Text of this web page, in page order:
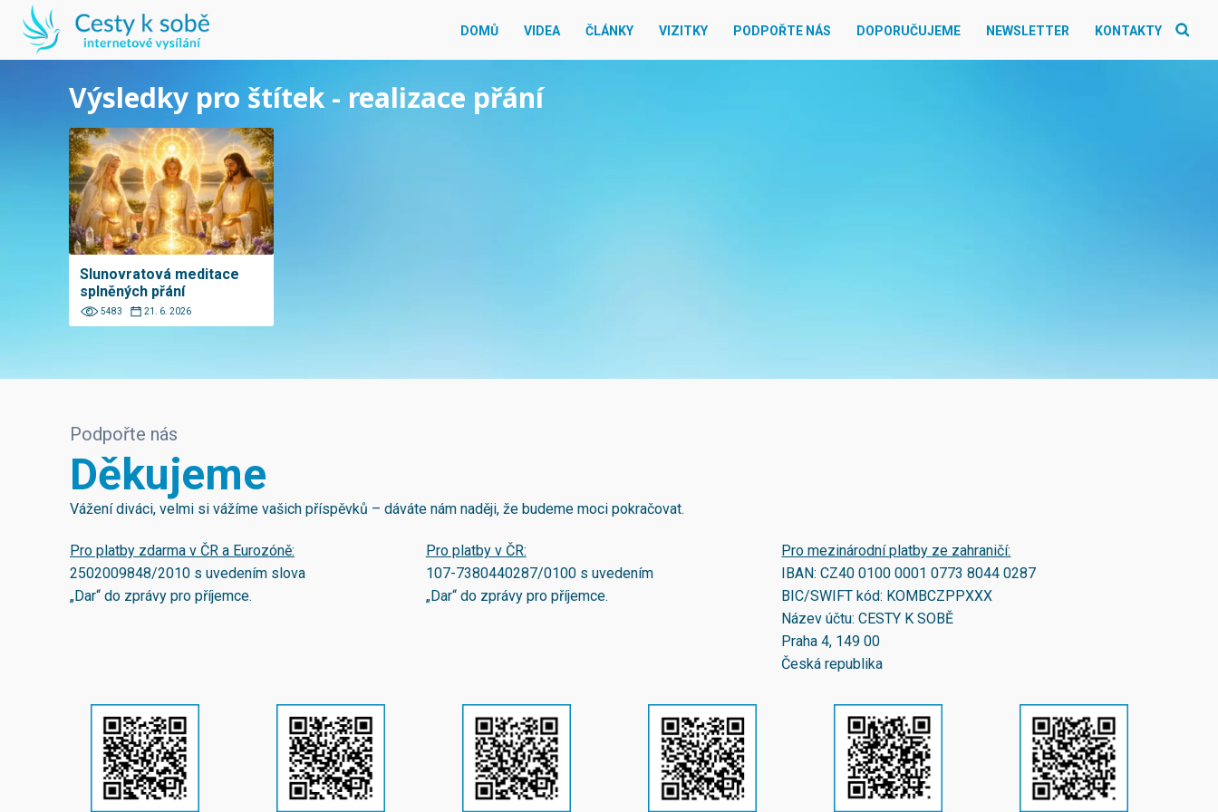
DOMŮ VIDEA ČLÁNKY VIZITKY PODPOŘTE NÁS DOPORUČUJEME NEWSLETTER KONTAKTY
Výsledky pro štítek - realizace přání
Slunovratová meditace
splněných přání
5483 21. 6. 2026
Podpořte nás
Děkujeme
Vážení diváci, velmi si vážíme vašich příspěvků – dáváte nám naději, že budeme moci pokračovat.
Pro platby zdarma v ČR a Eurozóně:
2502009848/2010 s uvedením slova
„Dar“ do zprávy pro příjemce.
Pro platby v ČR:
107-7380440287/0100s uvedením
„Dar“ do zprávy pro příjemce.
Pro mezinárodní platby ze zahraničí:
IBAN:CZ40 0100 0001 0773 8044 0287
BIC/SWIFT kód: KOMBCZPPXXX
Název účtu: CESTY K SOBĚ
Praha 4, 149 00
Česká republika